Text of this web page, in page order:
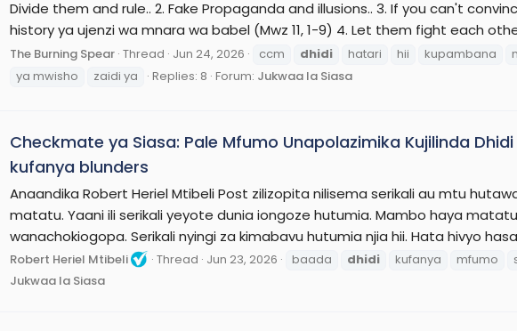
Divide them and rule.. 2. Fake Propaganda and illusions.. 3. If you can't
history ya ujenzi wa mnara wa babel (Mwz 11, 1-9) 4. Let them fight each
The Burning Spear Thread Jun 24, 2026 ccm dhidi hatari hii kupambana
ya mwisho
zaidi ya Replies: 8 Forum: Jukwaa la Siasa
Checkmate ya Siasa: Pale Mfumo Unapolazimika Kujilinda
kufanya blunders
Anaandika Robert Heriel Mtibeli Post zilizopita nilisema serikali au mtu
matatu. Yaani ili serikali yeyote dunia iongoze hutumia. Mambo haya
wanachokiogopa. Serikali nyingi za kimabavu hutumia njia hii. Hata hivyo
Robert Heriel Mtibeli Thread Jun 23, 2026 baada dhidi kufanya mfumo
Jukwaa la Siasa